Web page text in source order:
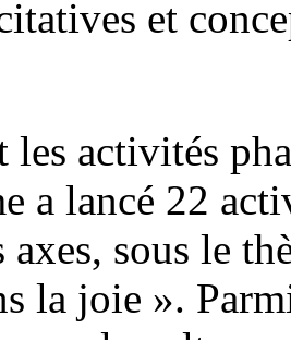
et
les activités
a lancé 22
axes, sous le
la joie ».